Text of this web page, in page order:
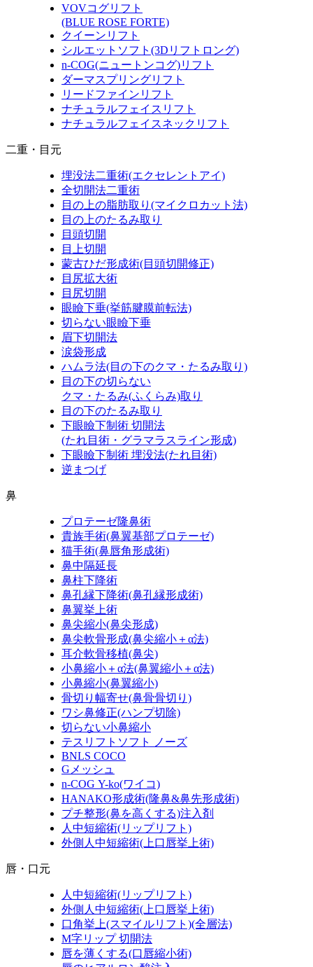
VOVコグリフト
(BLUE ROSE FORTE)
クイーンリフト
シルエットソフト (3Dリフトロング)
n-COG(ニュートンコグ)リフト
ダーマスプリングリフト
リードファインリフト
ナチュラルフェイスリフト
ナチュラルフェイスネックリフト
二重・目元
埋没法二重術(エクセレントアイ)
全切開法二重術
目の上の脂肪取り (マイクロカット法)
目の上のたるみ取り
目頭切開
目上切開
蒙古ひだ形成術(目頭切開修正)
目尻拡大術
目尻切開
眼瞼下垂(挙筋腱膜前転法)
切らない眼瞼下垂
眉下切開法
涙袋形成
ハムラ法(目の下のクマ・たるみ取り)
目の下の切らない
クマ・たるみ(ふくらみ)取り
目の下のたるみ取り
下眼瞼下制術 切開法
(たれ目術・グラマラスライン形成)
下眼瞼下制術 埋没法(たれ目術)
逆まつげ
鼻
プロテーゼ隆鼻術
貴族手術(鼻翼基部プロテーゼ)
猫手術(鼻唇角形成術)
鼻中隔延長
鼻柱下降術
鼻孔縁下降術(鼻孔縁形成術)
鼻翼挙上術
鼻尖縮小(鼻尖形成)
鼻尖軟骨形成(鼻尖縮小＋α法)
耳介軟骨移植(鼻尖)
小鼻縮小＋α法(鼻翼縮小＋α法)
小鼻縮小(鼻翼縮小)
骨切り幅寄せ(鼻骨骨切り)
ワシ鼻修正(ハンプ切除)
切らない小鼻縮小
テスリフトソフト ノーズ
BNLS COCO
Gメッシュ
n-COG Y-ko(ワイコ)
HANAKO形成術(隆鼻&鼻先形成術)
プチ整形(鼻を高くする)注入剤
人中短縮術(リップリフト)
外側人中短縮術(上口唇挙上術)
唇・口元
人中短縮術(リップリフト)
外側人中短縮術(上口唇挙上術)
口角挙上(スマイルリフト)(全層法)
M字リップ 切開法
唇を薄くする(口唇縮小術)